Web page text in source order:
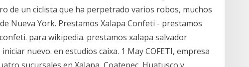
de un ciclista que ha perpetrado varios robos, muchos
Nueva York. Prestamos Xalapa Confeti - prestamos
para wikipedia. prestamos xalapa salvador
nuevo. en estudios caixa. 1 May COFETI, empresa